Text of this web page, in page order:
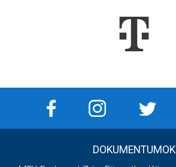
DOKUMENTUMOK